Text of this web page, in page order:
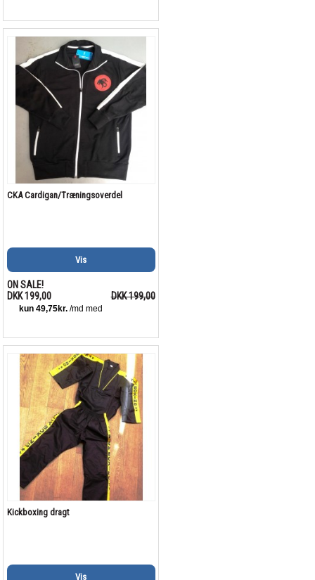
CKA Cardigan/Træningsoverdel
Vis
ON SALE!
DKK 199,00
DKK 199,00
Kickboxing dragt
Vis